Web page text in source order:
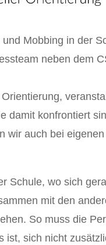
Mobbing in der
neben dem
damit konfrontiert
wir auch bei eigenen
Schule, wo sich
mit den
So muss die
ist, sich nicht